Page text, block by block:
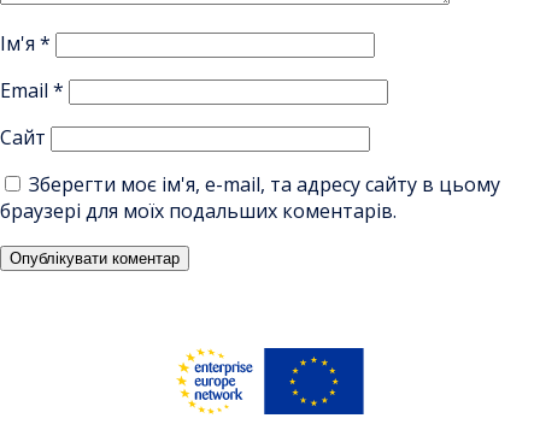
Ім'я *
Email *
Сайт
Зберегти моє ім'я, e-mail, та адресу сайту в цьому
браузері для моїх подальших коментарів.